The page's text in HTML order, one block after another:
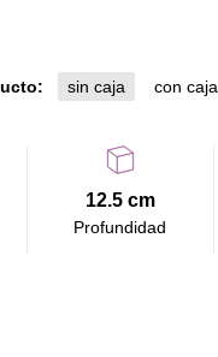
sin caja con caja
12.5 cm
Profundidad